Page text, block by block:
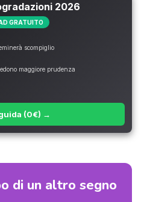
2026
GRATUITO
scompiglio
maggiore prudenza
(0€) →
di un altro segno